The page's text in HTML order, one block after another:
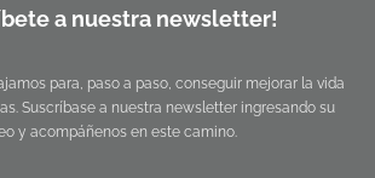
a nuestra newsletter!
para, paso a paso, conseguir mejorar la vida
Suscríbase a nuestra newsletter ingresando su
y acompáñenos en este camino.